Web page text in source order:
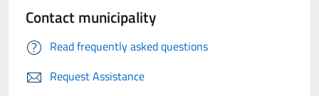
Contact municipality
Read frequently asked questions
Request Assistance